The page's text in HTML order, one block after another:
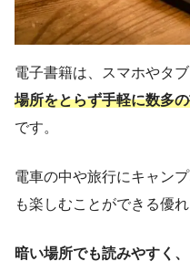
電子書籍は、スマホやタ
場所をとらず手軽に数多
です。
電車の中や旅行にキャン
も楽しむことができる優れ
暗い場所でも読みやすく